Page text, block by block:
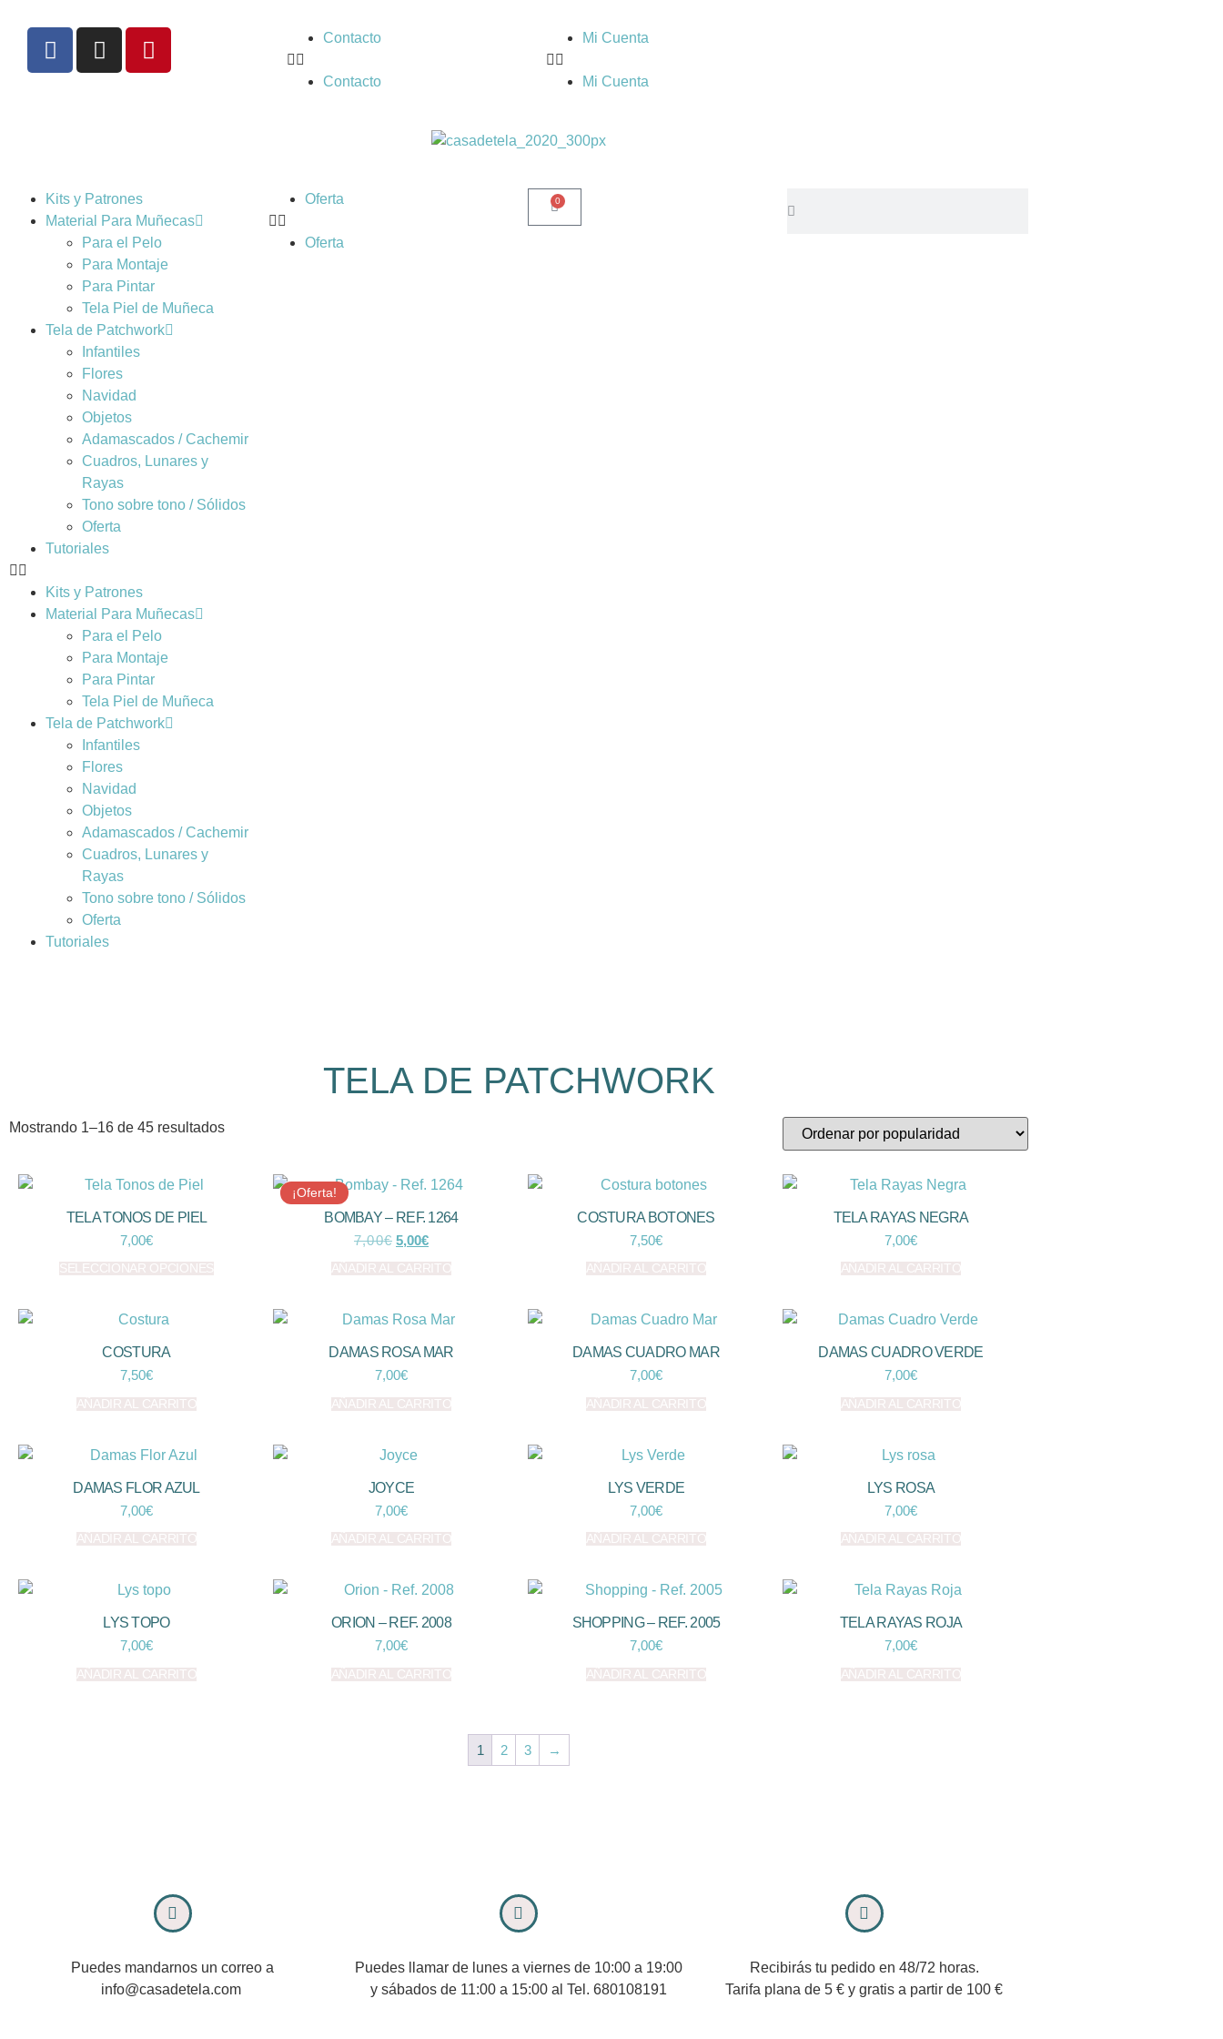
Contacto
Contacto
Mi Cuenta
Mi Cuenta
Kits y Patrones
Material Para Muñecas
Para el Pelo
Para Montaje
Para Pintar
Tela Piel de Muñeca
Tela de Patchwork
Infantiles
Flores
Navidad
Objetos
Adamascados / Cachemir
Cuadros, Lunares y
Rayas
Tono sobre tono / Sólidos
Oferta
Tutoriales
Kits y Patrones
Material Para Muñecas
Para el Pelo
Para Montaje
Para Pintar
Tela Piel de Muñeca
Tela de Patchwork
Infantiles
Flores
Navidad
Objetos
Adamascados / Cachemir
Cuadros, Lunares y
Rayas
Tono sobre tono / Sólidos
Oferta
Tutoriales
Oferta
Oferta
0
TELA DE PATCHWORK
Mostrando 1–16 de 45 resultados
TELA TONOS DE PIEL
7,00€
¡Oferta!
BOMBAY – REF. 1264
7,00€ 5,00€
COSTURA BOTONES
7,50€
TELA RAYAS NEGRA
7,00€
COSTURA
7,50€
DAMAS ROSA MAR
7,00€
DAMAS CUADRO MAR
7,00€
DAMAS CUADRO VERDE
7,00€
DAMAS FLOR AZUL
7,00€
JOYCE
7,00€
LYS VERDE
7,00€
LYS ROSA
7,00€
LYS TOPO
7,00€
ORION – REF. 2008
7,00€
SHOPPING – REF. 2005
7,00€
TELA RAYAS ROJA
7,00€
1 2 3 →
Puedes mandarnos un correo a
info@casadetela.com
Puedes llamar de lunes a viernes de 10:00 a 19:00
y sábados de 11:00 a 15:00 al Tel. 680108191
Recibirás tu pedido en 48/72 horas.
Tarifa plana de 5 € y gratis a partir de 100 €